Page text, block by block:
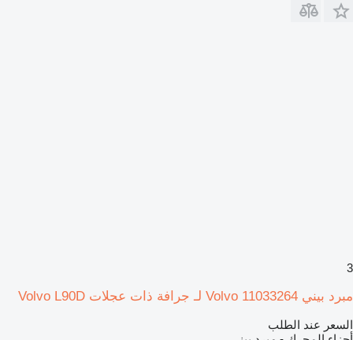
3
مبرد بيني Volvo 11033264 لـ جرافة ذات عجلات Volvo L90D
السعر عند الطلب